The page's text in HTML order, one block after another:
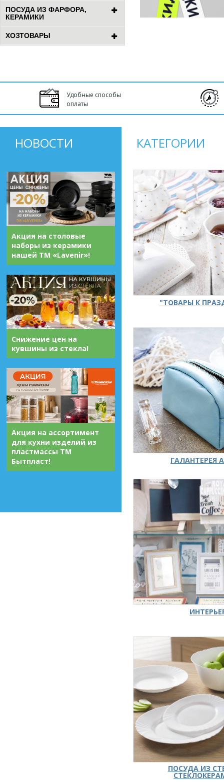
ПОСУДА ИЗ ФАРФОРА,
КЕРАМИКИ
ХОЗТОВАРЫ
Удобные способы
оплаты
НОВОСТИ
Акция на столовые
наборы из керамики
нашей ТМ «Lavenir»!
Снижение цен на
кувшины из стекла!
Акция на ассортимент
для кухни изделий из
пластмассы ТМ
Бытпласт!
КАТЕГОРИИ
"ТОВАРЫ К
ГАЛАНТЕРЕЯ
ПОСУДА ИЗ